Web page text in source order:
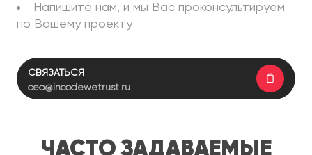
Напишите нам, и мы Вас проконсультируем
по Вашему проекту
Связаться
ceo@incodewetrust.ru
Часто задаваемые